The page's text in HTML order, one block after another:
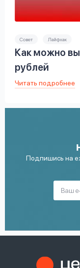
Совет Лайфхак
Как можно
рублей
Читать подробнее
Подпишись на